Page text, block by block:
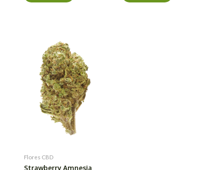
Flores CBD
Strawberry Amnesia